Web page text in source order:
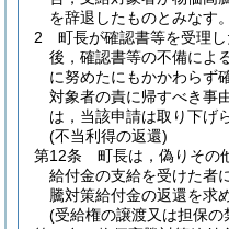
を辞退したものとみなす。
2
町長が確認書等を受理
後，確認書等の不備によ
に努めたにもかかわらず
対象者の責に帰すべき事
は，当該申請は取り下げ
(不当利得の返還)
第12条
町長は，偽りその
給付金の支給を受けた者
騰対策給付金の返還を求
(受給権の譲渡又は担保の